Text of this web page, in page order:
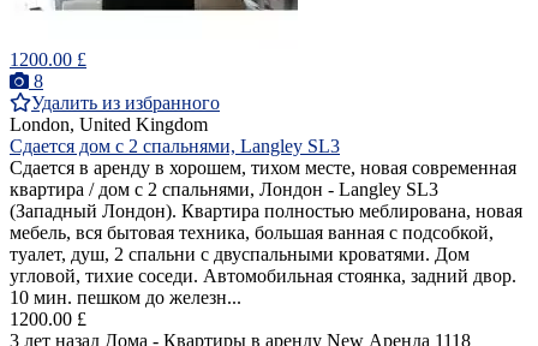
1200.00 £
8
Удалить из избранного
London, United Kingdom
Сдается дом с 2 спальнями, Langley SL3
Сдается в аренду в хорошем, тихом месте, новая современная
квартира / дом с 2 спальнями, Лондон - Langley SL3
(Западный Лондон). Квартира полностью меблирована, новая
мебель, вся бытовая техника, большая ванная с подсобкой,
туалет, душ, 2 спальни с двуспальными кроватями. Дом
угловой, тихие соседи. Автомобильная стоянка, задний двор.
10 мин. пешком до железн...
1200.00 £
3 лет назад Дома - Квартиры в аренду New Аренда 1118